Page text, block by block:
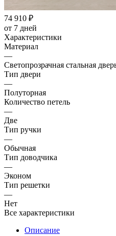
74 910 ₽
от 7 дней
Характеристики
Материал
—
Светопрозрачная стальная
Тип двери
—
Полуторная
Количество петель
—
Две
Тип ручки
—
Обычная
Тип доводчика
—
Эконом
Тип решетки
—
Нет
Все характеристики
Описание